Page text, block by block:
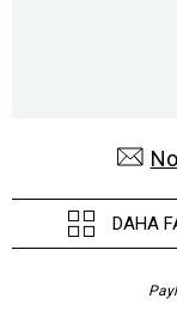
DAHA